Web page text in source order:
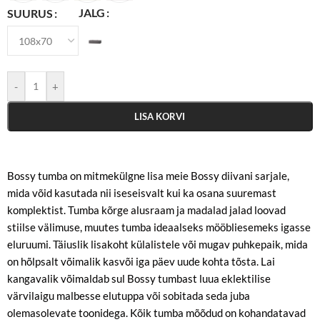
SUURUS JALG
- +
LISA KORVI
Bossy tumba on mitmekülgne lisa meie Bossy diivani sarjale,
mida võid kasutada nii iseseisvalt kui ka osana suuremast
komplektist. Tumba kõrge alusraam ja madalad jalad loovad
stiilse välimuse, muutes tumba ideaalseks mööbliesemeks igasse
eluruumi. Täiuslik lisakoht külalistele või mugav puhkepaik, mida
on hõlpsalt võimalik kasvõi iga päev uude kohta tõsta. Lai
kangavalik võimaldab sul Bossy tumbast luua eklektilise
värvilaigu malbesse elutuppa või sobitada seda juba
olemasolevate toonidega. Kõik tumba mõõdud on kohandatavad